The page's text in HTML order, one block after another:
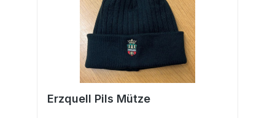
Erzquell Pils Mütze